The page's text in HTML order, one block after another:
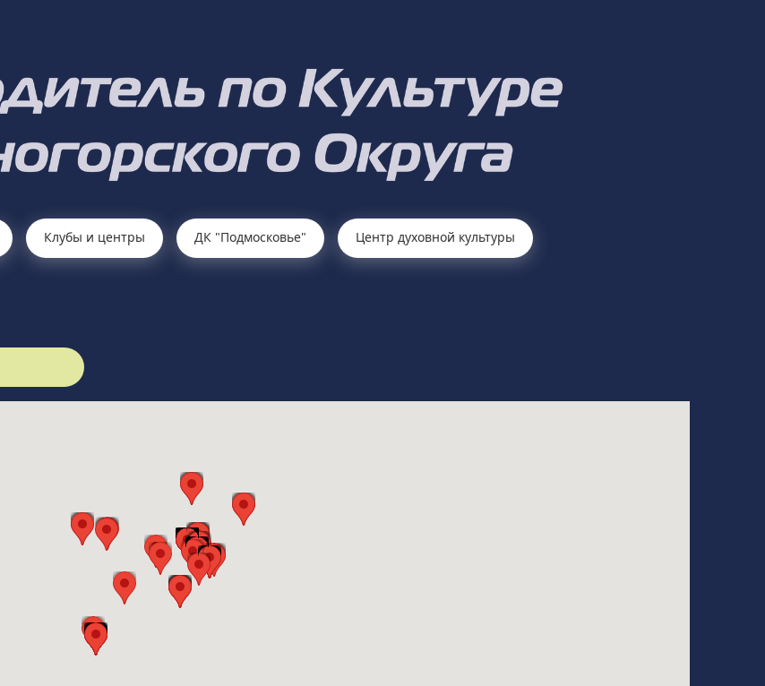
Клубы и центры ДК "Подмосковье" Центр духовной культуры